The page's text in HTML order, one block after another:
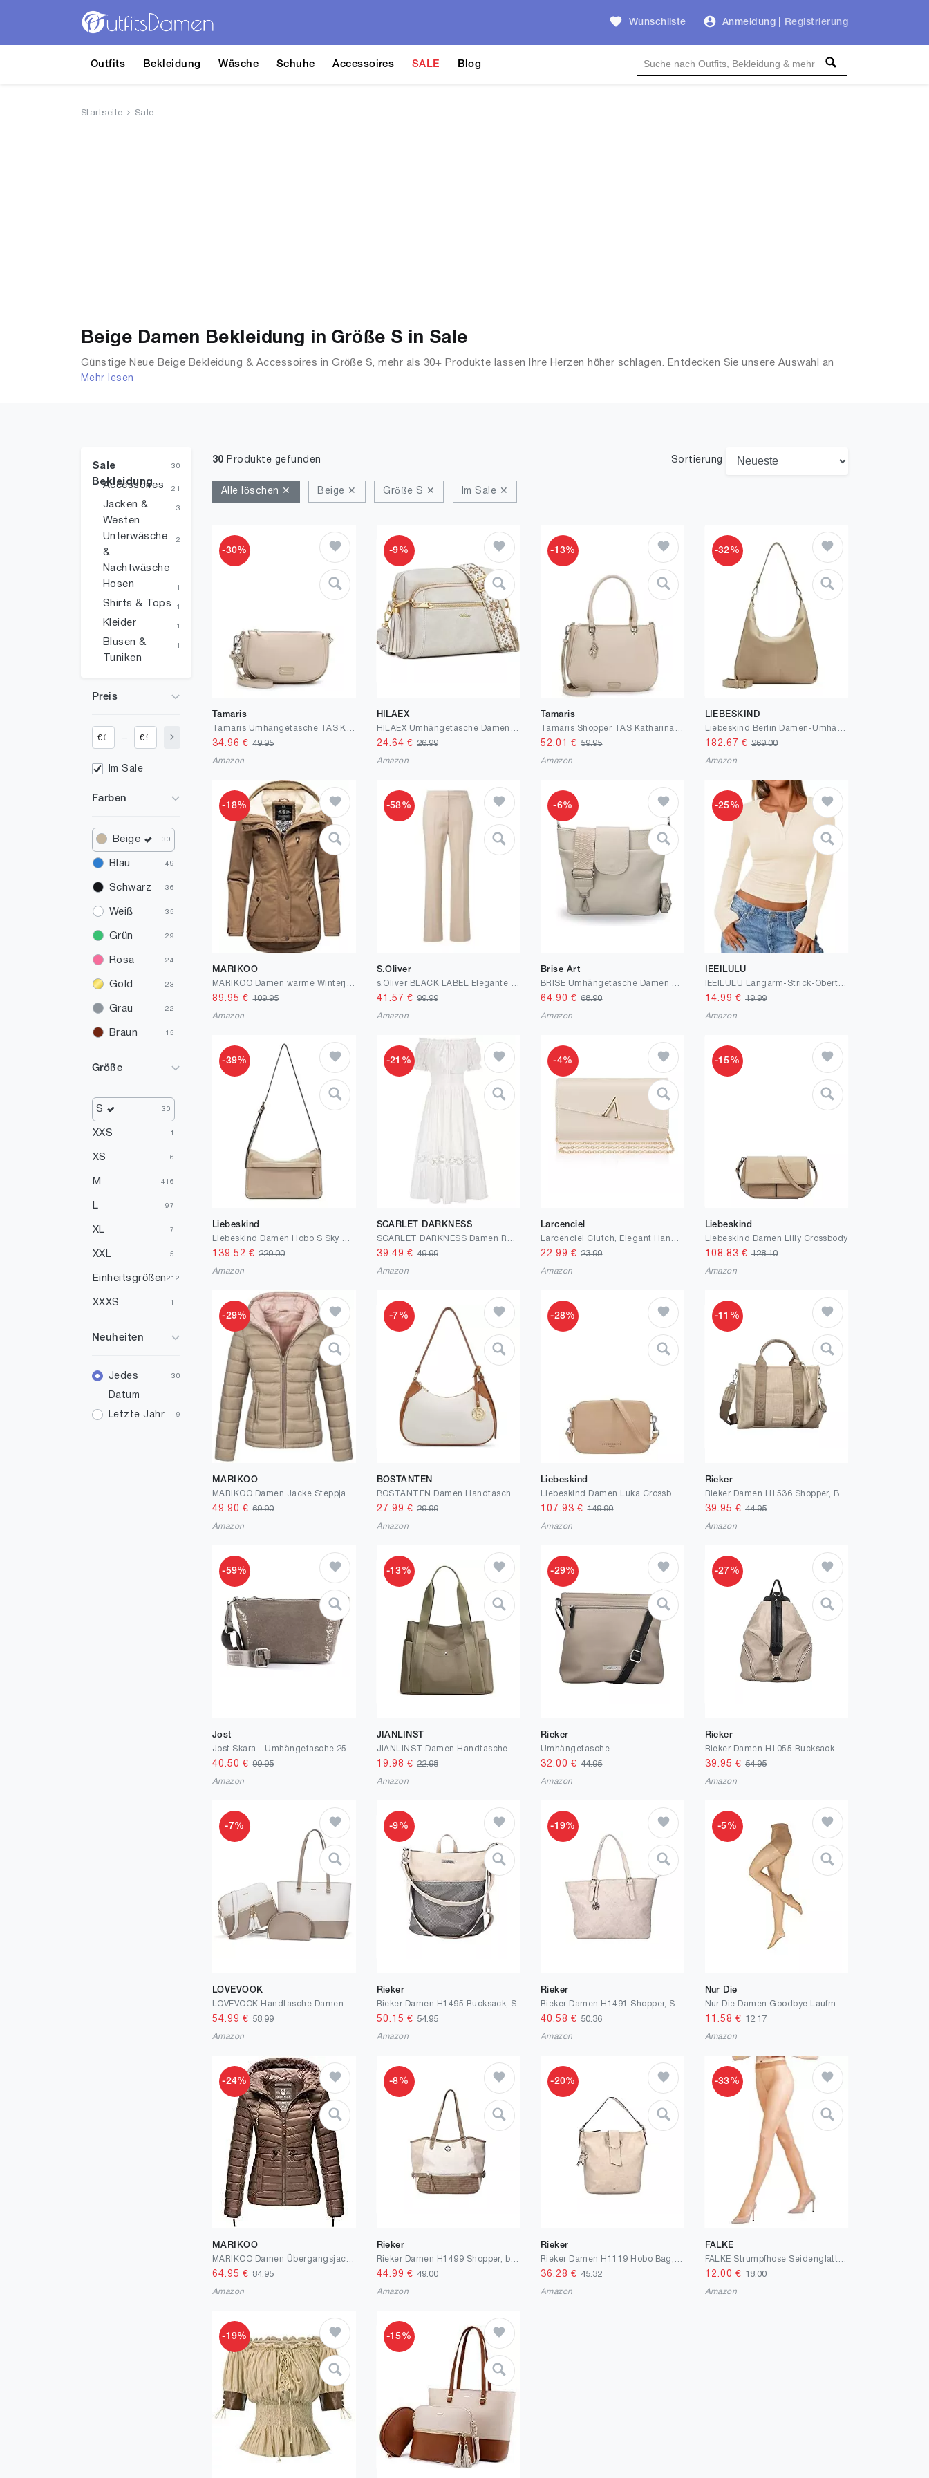
Wunschliste Anmeldung Registrierung
Outfits Bekleidung Wäsche Schuhe Accessoires SALE Blog
Startseite Sale
Beige Damen Bekleidung in Größe S in Sale
Günstige Neue Beige Bekleidung & Accessoires in Größe S, mehr als 30+ Produkte lassen Ihre Herzen höher schlagen. Entdecken Sie unsere Auswahl an
Sale Tops, T-Shirts, Accessoires, Unterwäsche & Dessous, Streetwear, Jacken, Mäntel & Westen und mehr.
Mehr lesen
Sale
Bekleidung
30
Accessoires 21
Jacken &
Westen
3
Unterwäsche
&
Nachtwäsche
2
Hosen 1
Shirts & Tops 1
Kleider 1
Blusen &
Tuniken
1
Preis
€ €
Im Sale
Farben
Beige 30
Blau 49
Schwarz 36
Weiß 35
Grün 29
Rosa 24
Gold 23
Grau 22
Braun 15
Violett 6
Orange 2
2
2
1
Größe
S 30
XXS 1
XS 6
M 416
L 97
XL 7
XXL 5
Einheitsgrößen 212
XXXS 1
27 2
Neuheiten
Jedes
Datum
30
Letzte Jahr 9
30 Produkte gefunden Sortierung
Alle löschen ✕ Beige ✕ Größe S ✕ Im Sale ✕
-30%
Tamaris
34.96 €49.95
Amazon
-9%
HILAEX
24.64 € 26.99
Amazon
-13%
Tamaris
52.01 €59.95
Amazon
-32%
LIEBESKIND
182.67 € 269.00
Amazon
-18%
MARIKOO
89.95 €109.95
Amazon
-58%
S.Oliver
41.57 € 99.99
Amazon
-6%
Brise Art
64.90 €68.90
Amazon
-25%
IEEILULU
14.99 € 19.99
Amazon
-39%
Liebeskind
139.52 €229.00
Amazon
-21%
SCARLET DARKNESS
39.49 € 49.99
Amazon
-4%
Larcenciel
22.99 €23.99
Amazon
-15%
Liebeskind
Liebeskind Damen Lilly Crossbody
108.83 € 128.10
Amazon
-29%
MARIKOO
49.90 €69.90
Amazon
-7%
BOSTANTEN
27.99 € 29.99
Amazon
-28%
Liebeskind
107.93 €149.90
Amazon
-11%
Rieker
39.95 € 44.95
Amazon
-59%
Jost
40.50 €99.95
Amazon
-13%
JIANLINST
19.98 € 22.98
Amazon
-29%
Rieker
Umhängetasche
32.00 €44.95
Amazon
-27%
Rieker
Rieker Damen H1055 Rucksack
39.95 € 54.95
Amazon
-7%
LOVEVOOK
54.99 €58.99
Amazon
-9%
Rieker
Rieker Damen H1495 Rucksack, S
50.15 € 54.95
Amazon
-19%
Rieker
Rieker Damen H1491 Shopper, S
40.58 €50.36
Amazon
-5%
Nur Die
11.58 € 12.17
Amazon
-24%
MARIKOO
64.95 €84.95
Amazon
-8%
Rieker
44.99 € 49.00
Amazon
-20%
Rieker
36.28 €45.32
Amazon
-33%
FALKE
12.00 € 18.00
Amazon
-19% -15%